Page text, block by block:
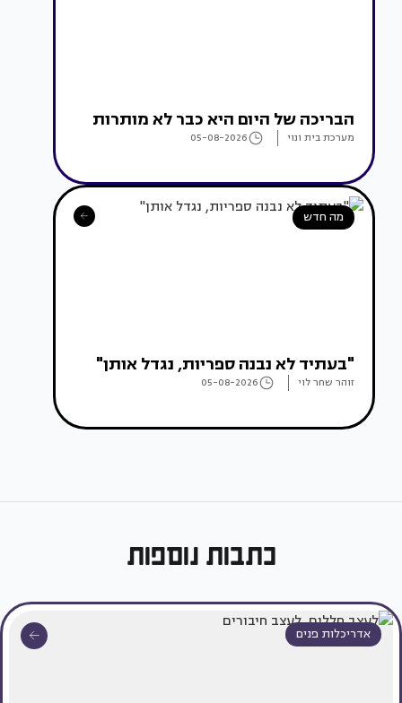
הבריכה של היום היא כבר לא מותרות
מערכת בית ונוי 05-08-2026
מה חדש
"בעתיד לא נבנה ספריות, נגדל אותן"
זוהר שחר לוי 05-08-2026
כתבות נוספות
אדריכלות פנים